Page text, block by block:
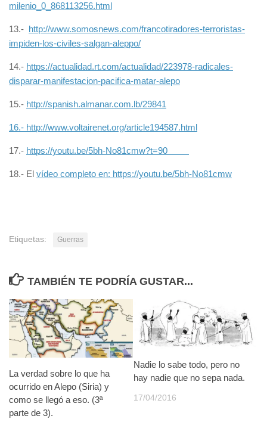
milenio_0_868113256.html
13.- http://www.somosnews.com/francotiradores-terroristas-
impiden-los-civiles-salgan-aleppo/
14.- https://actualidad.rt.com/actualidad/223978-radicales-
disparar-manifestacion-pacifica-matar-alepo
15.- http://spanish.almanar.com.lb/29841
16.- http://www.voltairenet.org/article194587.html
17.- https://youtu.be/5bh-No81cmw?t=90
18.- El vídeo completo en: https://youtu.be/5bh-No81cmw
Etiquetas: Guerras
TAMBIÉN TE PODRÍA GUSTAR...
La verdad sobre lo que ha
ocurrido en Alepo (Siria) y
como se llegó a eso. (3ª
parte de 3).
Nadie lo sabe todo, pero no
hay nadie que no sepa nada.
17/04/2016